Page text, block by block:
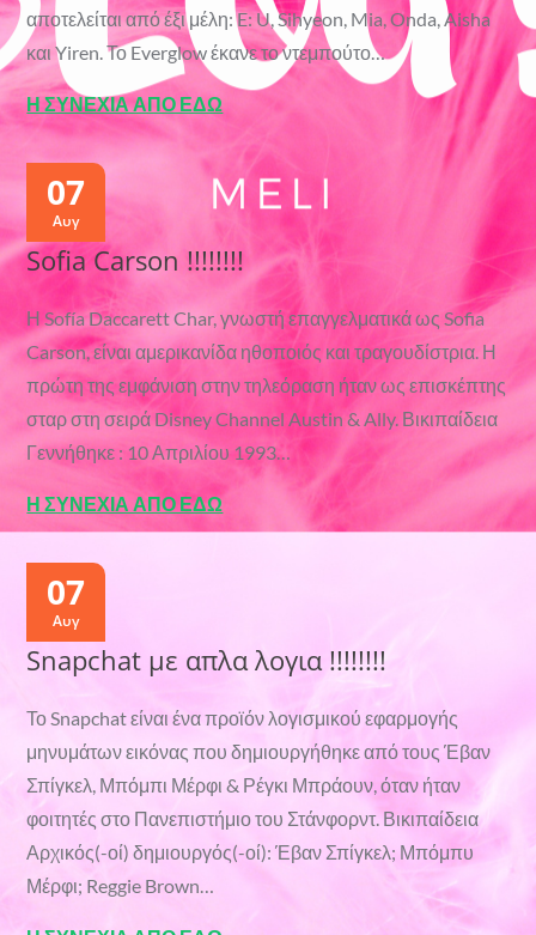
αποτελείται από έξι μέλη: E: U, Sihyeon, Mia, Onda, Aisha
και Yiren. Το Everglow έκανε το ντεμπούτο…
Η ΣΥΝΕΧΙΑ ΑΠΟ ΕΔΩ
07
Αυγ
Sofia Carson !!!!!!!!
Η Sofía Daccarett Char, γνωστή επαγγελματικά ως Sofia
Carson, είναι αμερικανίδα ηθοποιός και τραγουδίστρια. Η
πρώτη της εμφάνιση στην τηλεόραση ήταν ως επισκέπτης
σταρ στη σειρά Disney Channel Austin & Ally. Βικιπαίδεια
Γεννήθηκε : 10 Απριλίου 1993…
Η ΣΥΝΕΧΙΑ ΑΠΟ ΕΔΩ
07
Αυγ
Snapchat με απλα λογια !!!!!!!!
Το Snapchat είναι ένα προϊόν λογισμικού εφαρμογής
μηνυμάτων εικόνας που δημιουργήθηκε από τους Έβαν
Σπίγκελ, Μπόμπι Μέρφι & Ρέγκι Μπράουν, όταν ήταν
φοιτητές στο Πανεπιστήμιο του Στάνφορντ. Βικιπαίδεια
Αρχικός(-οί) δημιουργός(-οί): Έβαν Σπίγκελ; Μπόμπυ
Μέρφι; Reggie Brown…